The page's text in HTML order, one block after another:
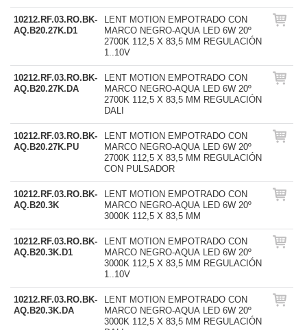
10212.RF.03.RO.BK-
AQ.B20.27K.D1
LENT MOTION EMPOTRADO CON
MARCO NEGRO-AQUA LED 6W 20º
2700K 112,5 X 83,5 MM REGULACIÓN
1..10V
10212.RF.03.RO.BK-
AQ.B20.27K.DA
LENT MOTION EMPOTRADO CON
MARCO NEGRO-AQUA LED 6W 20º
2700K 112,5 X 83,5 MM REGULACIÓN
DALI
10212.RF.03.RO.BK-
AQ.B20.27K.PU
LENT MOTION EMPOTRADO CON
MARCO NEGRO-AQUA LED 6W 20º
2700K 112,5 X 83,5 MM REGULACIÓN
CON PULSADOR
10212.RF.03.RO.BK-
AQ.B20.3K
LENT MOTION EMPOTRADO CON
MARCO NEGRO-AQUA LED 6W 20º
3000K 112,5 X 83,5 MM
10212.RF.03.RO.BK-
AQ.B20.3K.D1
LENT MOTION EMPOTRADO CON
MARCO NEGRO-AQUA LED 6W 20º
3000K 112,5 X 83,5 MM REGULACIÓN
1..10V
10212.RF.03.RO.BK-
AQ.B20.3K.DA
LENT MOTION EMPOTRADO CON
MARCO NEGRO-AQUA LED 6W 20º
3000K 112,5 X 83,5 MM REGULACIÓN